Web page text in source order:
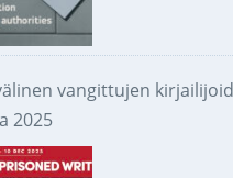
vangittujen
2025